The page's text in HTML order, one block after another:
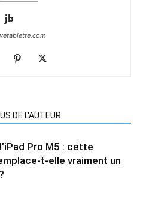
jb
DE L'AUTEUR
Pro M5 : cette
t-elle vraiment un